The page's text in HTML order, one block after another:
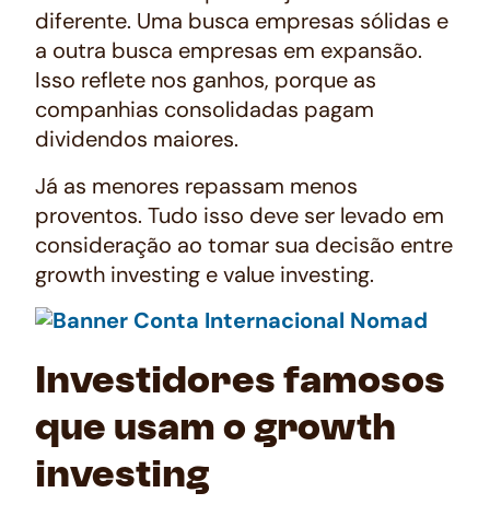
diferente. Uma busca empresas sólidas e
a outra busca empresas em expansão.
Isso reflete nos ganhos, porque as
companhias consolidadas pagam
dividendos maiores.
Já as menores repassam menos
proventos. Tudo isso deve ser levado em
consideração ao tomar sua decisão entre
growth investing evalue investing.
Investidores famosos
que usam o growth
investing